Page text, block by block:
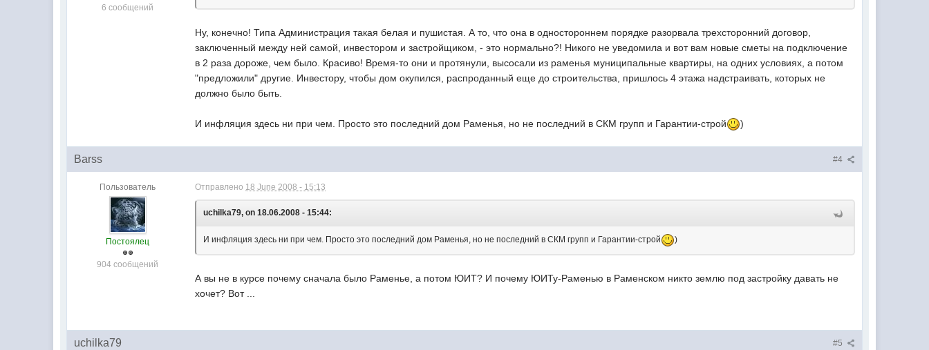
6 сообщений
Ну, конечно! Типа Администрация такая белая и пушистая. А то, что она в одностороннем порядке разорвала трехсторонний договор,
заключенный между ней самой, инвестором и застройщиком, - это нормально?! Никого не уведомила и вот вам новые сметы на подключение
в 2 раза дороже, чем было. Красиво! Время-то они и протянули, высосали из раменья муниципальные квартиры, на одних условиях, а потом
"предложили" другие. Инвестору, чтобы дом окупился, распроданный еще до строительства, пришлось 4 этажа надстраивать, которых не
должно было быть.
И инфляция здесь ни при чем. Просто это последний дом Раменья, но не последний в СКМ групп и Гарантии-строй )
#4
Barss
Пользователь
Постоялец
904 сообщений
Отправлено 18 June 2008 - 15:13
uchilka79, on 18.06.2008 - 15:44:
И инфляция здесь ни при чем. Просто это последний дом Раменья, но не последний в СКМ групп и Гарантии-строй )
А вы не в курсе почему сначала было Раменье, а потом ЮИТ? И почему ЮИТу-Раменью в Раменском никто землю под застройку давать не
хочет? Вот ...
#5
uchilka79